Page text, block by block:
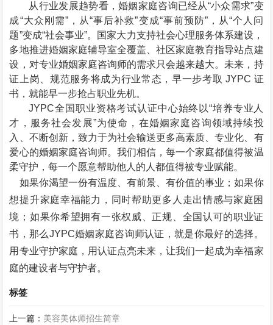
从行业发展趋势看，婚姻家庭咨询已经从“小众需求”变
成“大众刚需”，从“事后补救”变成“事前预防”，从“个人问
题”变成“社会事业”。国家大力支持社会心理服务体系建设，
多地推进婚姻家庭辅导室全覆盖、社区家庭教育指导站点建
设，对专业婚姻家庭咨询师的需求只会越来越大。未来，持
证上岗、规范服务将成为行业常态，早一步考取 JYPC 证
书，就能早一步抢占职业先机。
JYPC全国职业资格考试认证中心始终以“培养专业人
才，服务社会发展”为使命，在婚姻家庭咨询领域持续投
入、不断创新，致力于为社会输送更多高素质、专业化、有
爱心的婚姻家庭咨询师。我们相信，每一个家庭都值得被温
柔守护，每一个愿意帮助他人的人都值得被专业赋能。
如果你渴望一份有温度、有前景、有价值的事业；如果你
想提升家庭幸福能力，同时帮助更多人走出情感与家庭困
境；如果你希望拥有一张权威、正规、全国认可的职业证
书，那么JYPC婚姻家庭咨询师认证，就是你最好的选择。
用专业守护家庭，用认证点亮未来，让我们一起成为幸福家
庭的建设者与守护者。
标签
上一篇： 美容美体师招生简章